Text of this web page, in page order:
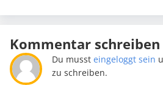
Kommentar schreiben
Du mussteingeloggt sein
zu schreiben.